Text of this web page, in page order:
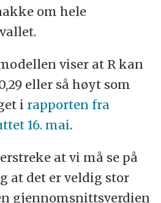
om hele
viser at R kan
eller så høyt som
i rapporten fra
16. mai.
at vi må se på
at det er veldig stor
gjennomsnittsverdien